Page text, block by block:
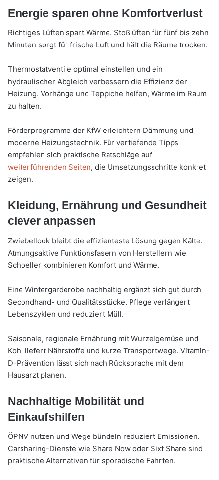
Energie sparen ohne Komfortverlust
Richtiges Lüften spart Wärme. Stoßlüften für fünf bis zehn
Minuten sorgt für frische Luft und hält die Räume trocken.
Thermostatventile optimal einstellen und ein
hydraulischer Abgleich verbessern die Effizienz der
Heizung. Vorhänge und Teppiche helfen, Wärme im Raum
zu halten.
Förderprogramme der KfW erleichtern Dämmung und
moderne Heizungstechnik. Für vertiefende Tipps
empfehlen sich praktische Ratschläge auf
weiterführenden Seiten, die Umsetzungsschritte konkret
zeigen.
Kleidung, Ernährung und Gesundheit
clever anpassen
Zwiebellook bleibt die effizienteste Lösung gegen Kälte.
Atmungsaktive Funktionsfasern von Herstellern wie
Schoeller kombinieren Komfort und Wärme.
Eine Wintergarderobe nachhaltig ergänzt sich gut durch
Secondhand- und Qualitätsstücke. Pflege verlängert
Lebenszyklen und reduziert Müll.
Saisonale, regionale Ernährung mit Wurzelgemüse und
Kohl liefert Nährstoffe und kurze Transportwege. Vitamin-
D-Prävention lässt sich nach Rücksprache mit dem
Hausarzt planen.
Nachhaltige Mobilität und
Einkaufshilfen
ÖPNV nutzen und Wege bündeln reduziert Emissionen.
Carsharing-Dienste wie Share Now oder Sixt Share sind
praktische Alternativen für sporadische Fahrten.